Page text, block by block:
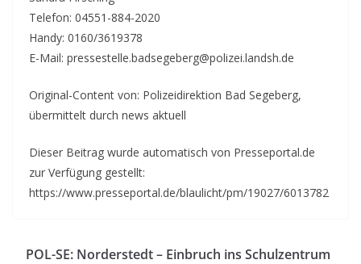
Telefon: 04551-884-2020
Handy: 0160/3619378
E-Mail: pressestelle.badsegeberg@polizei.landsh.de
Original-Content von: Polizeidirektion Bad Segeberg,
übermittelt durch news aktuell
Dieser Beitrag wurde automatisch von Presseportal.de
zur Verfügung gestellt:
https://www.presseportal.de/blaulicht/pm/19027/6013782
POL-SE: Norderstedt – Einbruch ins Schulzentrum